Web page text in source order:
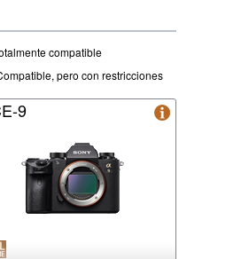
compatible
pero con restricciones
9